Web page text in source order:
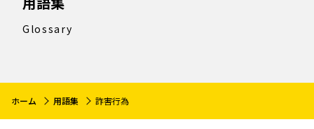
Glossary
ホーム 用語集 詐害行為